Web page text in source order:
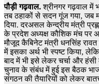
पौड़ी गढ़वाल.श्रीनगर गढ़वाल में
तब ठहाकों से सदन गूंज गया, जब
दिया. दरअसल केन्द्रीय मंत्री
के प्रदेश अध्यक्ष कौशिक मंच पर
मौजूद कैबिनेट मंत्री धनसिंह रावत
में इसका अर्थ भी स्पष्ट किया,
बाद में भी इसे लेकर चर्चा और हंसी
चुनाव के संबंध में हुई इस बैठक
संगठन की तैयारियों को लेकर